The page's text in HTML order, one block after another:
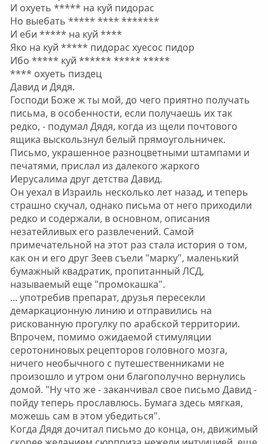
И охуеть ***** на куй пидорас
Но выебать ***** **** *******
И еби ***** на куй ****
Яко на куй ***** пидорас хуесос пидор
Ибо ***** куй ****** ***** *****
**** охуеть пиздец
Давид и Дядя.
Господи Боже ж ты мой, до чего приятно получать
письма, в особенности, если получаешь их так
редко, - подумал Дядя, когда из щели почтового
ящика выскользнул белый прямоугольничек.
Письмо, украшенное разноцветными штампами и
печатями, прислал из далекого жаркого
Иерусалима друг детства Давид.
Он уехал в Израиль несколько лет назад, и теперь
страшно скучал, однако письма от него приходили
редко и содержали, в основном, описания
незатейливых его развлечений. Самой
примечательной на этот раз стала история о том,
как он и его друг Зеев съели "марку", маленький
бумажный квадратик, пропитанный ЛСД,
называемый еще "промокашка".
... употребив препарат, друзья пересекли
демаркационную линию и отправились на
рискованную прогулку по арабской территории.
Впрочем, помимо ожидаемой стимуляции
серотониновых рецепторов головного мозга,
ничего необычного с путешественниками не
произошло и утром они благополучно вернулись
домой. "Ну что же - заканчивал свое письмо Давид -
пойду теперь прославлюсь. Бумага здесь мягкая,
можешь сам в этом убедиться".
Когда Дядя дочитал письмо до конца, он, движимый